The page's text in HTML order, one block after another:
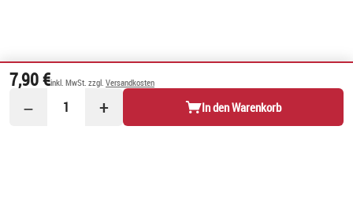
7,90 €inkl. MwSt. zzgl. Versandkosten
− 1 + In den Warenkorb